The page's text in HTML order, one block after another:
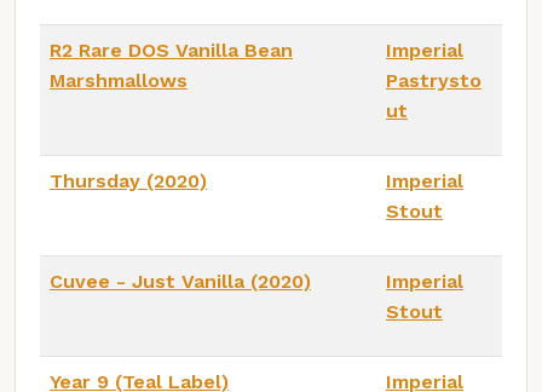
R2 Rare DOS Vanilla Bean
Marshmallows
Imperial
Pastrysto
ut
Thursday (2020)
Imperial
Stout
Cuvee - Just Vanilla (2020)
Imperial
Stout
Year 9 (Teal Label)
Imperial